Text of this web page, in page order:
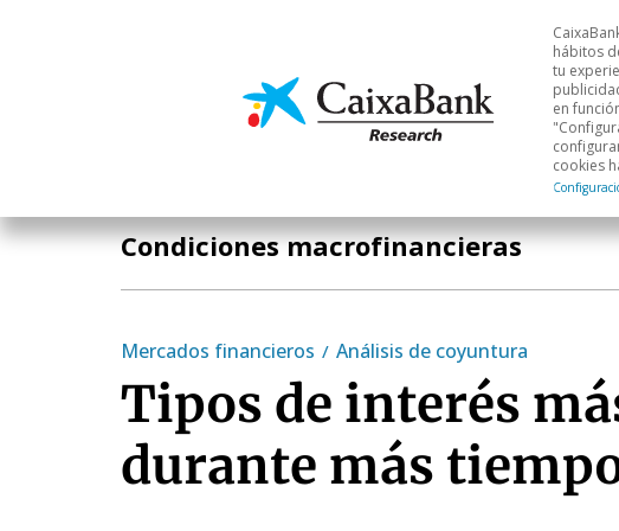
Economía y mercados
hábitos
tu
en
cookies
Condiciones macrofinancieras
Mercados financieros Análisis de coyuntura
Tipos de interés
durante más